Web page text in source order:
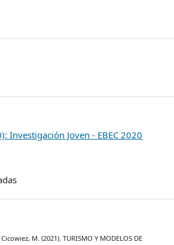
Investigación Joven - EBEC 2020
M. (2021). TURISMO Y MODELOS DE